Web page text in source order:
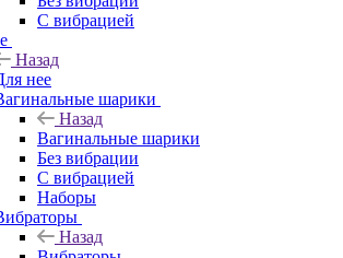
С вибрацией
Назад
нее
шарики
Назад
Вагинальные шарики
Без вибрации
С вибрацией
Наборы
Назад